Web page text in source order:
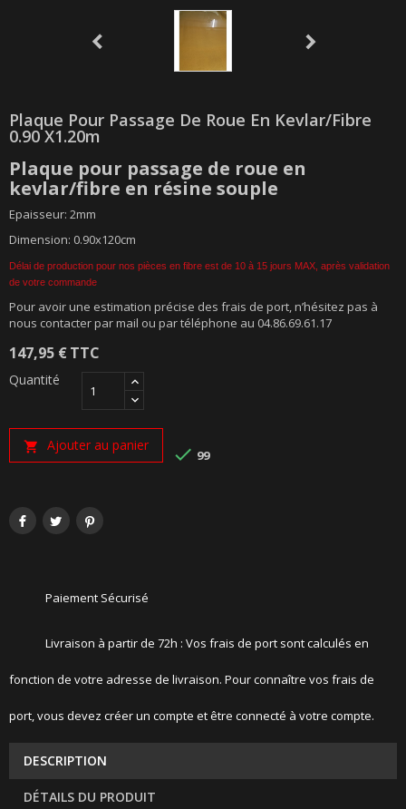
Plaque Pour Passage De Roue En Kevlar/fibre
0.90 X1.20m
Plaque pour passage de roue en
kevlar/fibre en résine souple
Epaisseur: 2mm
Dimension: 0.90x120cm
Délai de production pour nos pièces en fibre est de 10 à 15 jours MAX, après validation
de votre commande
Pour avoir une estimation précise des frais de port, n’hésitez pas à
nous contacter par mail ou par téléphone au 04.86.69.61.17
147,95 €TTC
Quantité
 Ajouter au panier  99
Paiement Sécurisé
Livraison à partir de 72h : Vos frais de port sont calculés en
fonction de votre adresse de livraison. Pour connaître vos frais de
port, vous devez créer un compte et être connecté à votre compte.
DESCRIPTION
DÉTAILS DU PRODUIT